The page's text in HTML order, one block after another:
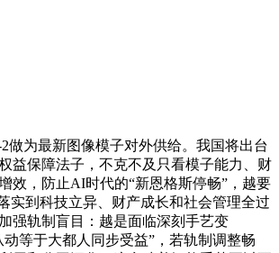
为最新图像模子对外供给。我国将出台
益保障法子，不克不及只看模子能力、财
效，防止AI时代的“新恩格斯停畅”，越要
实到科技立异、财产成长和社会管理全过
强轨制盲目：越是面临深刻手艺变
等于大都人同步受益”，若轨制调整畅